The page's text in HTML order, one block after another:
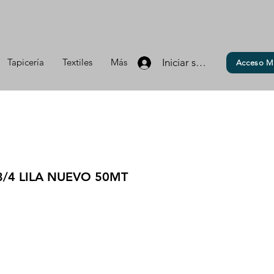
Tapicería Textiles Más Iniciar sesión Acceso
4 LILA NUEVO 50MT